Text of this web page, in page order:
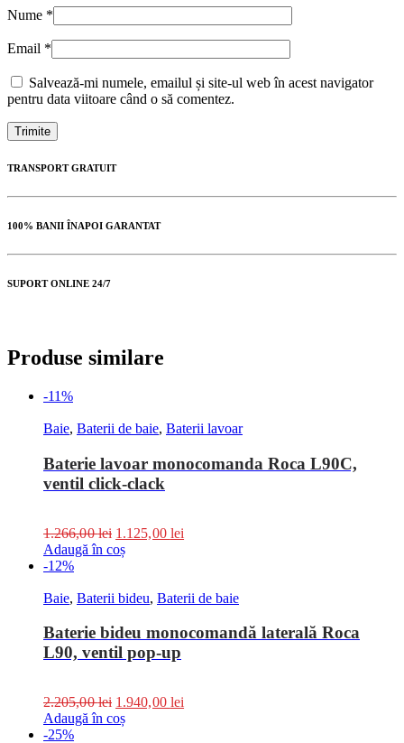
Nume *
Email *
Salvează-mi numele, emailul și site-ul web în acest navigator
pentru data viitoare când o să comentez.
TRANSPORT GRATUIT
100% BANII ÎNAPOI GARANTAT
SUPORT ONLINE 24/7
Produse similare
-11%
Baie, Baterii de baie, Baterii lavoar
Baterie lavoar monocomanda Roca L90C,
ventil click-clack
1.266,00lei 1.125,00 lei
Adaugă în coș
-12%
Baie, Baterii bideu, Baterii de baie
Baterie bideu monocomandă laterală Roca
L90, ventil pop-up
2.205,00lei 1.940,00 lei
Adaugă în coș
-25%